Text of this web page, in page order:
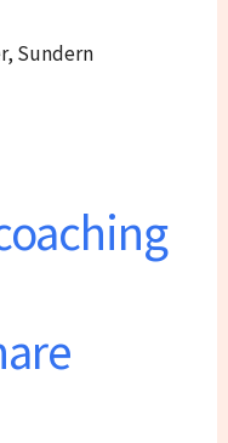
Sundern